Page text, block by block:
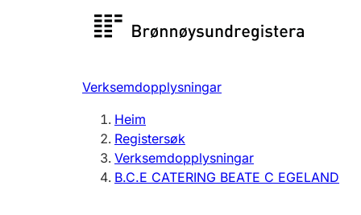
Registersøk
Registrere, endre, slette
Verksemdopplysningar
Heim
Registersøk
Verksemdopplysningar
B.C.E CATERING BEATE C EGELAND